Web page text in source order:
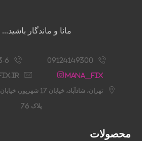
مانا و ماندگار
09124149300
6
Mana__fix
تهران، شادآباد، خیابان
پلاک 76
محصولات